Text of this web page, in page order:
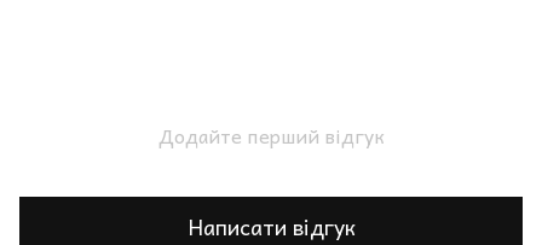
Додайте перший відгук
Написати відгук